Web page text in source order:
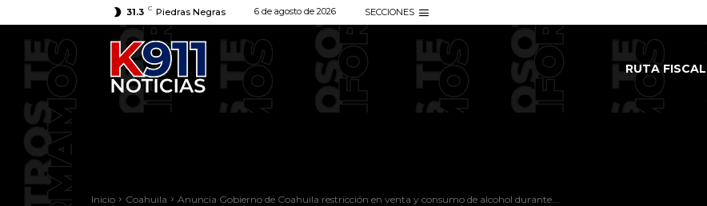
31.3 C Piedras Negras 6 de agosto de 2026 SECCIONES
RUTA
Inicio Coahuila Anuncia Gobierno de Coahuila restricción en venta y consumo de alcohol durante...